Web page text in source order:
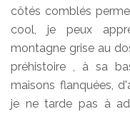
côtés comblés
cool, je peux
montagne grise au
préhistoire , à sa
maisons flanquées,
je ne tarde pas à